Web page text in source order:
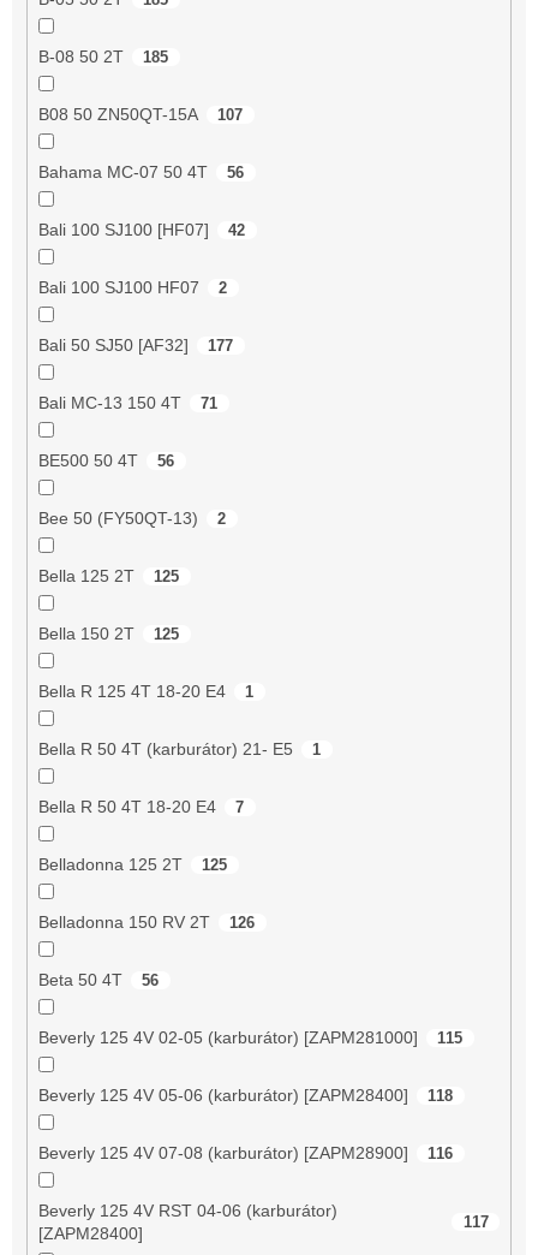
B-08 50 2T 185
B08 50 ZN50QT-15A 107
Bahama MC-07 50 4T 56
Bali 100 SJ100 [HF07] 42
Bali 100 SJ100 HF07 2
Bali 50 SJ50 [AF32] 177
Bali MC-13 150 4T 71
BE500 50 4T 56
Bee 50 (FY50QT-13) 2
Bella 125 2T 125
Bella 150 2T 125
Bella R 125 4T 18-20 E4 1
Bella R 50 4T (karburátor) 21- E5 1
Bella R 50 4T 18-20 E4 7
Belladonna 125 2T 125
Belladonna 150 RV 2T 126
Beta 50 4T 56
Beverly 125 4V 02-05 (karburátor) [ZAPM281000] 115
Beverly 125 4V 05-06 (karburátor) [ZAPM28400] 118
Beverly 125 4V 07-08 (karburátor) [ZAPM28900] 116
Beverly 125 4V RST 04-06 (karburátor)
[ZAPM28400]
117